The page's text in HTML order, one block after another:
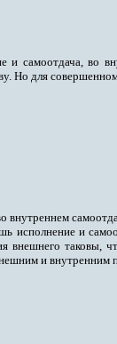
и самоотдача, во
Но для
внутреннем
исполнение и
внешнего таковы,
и внутренним